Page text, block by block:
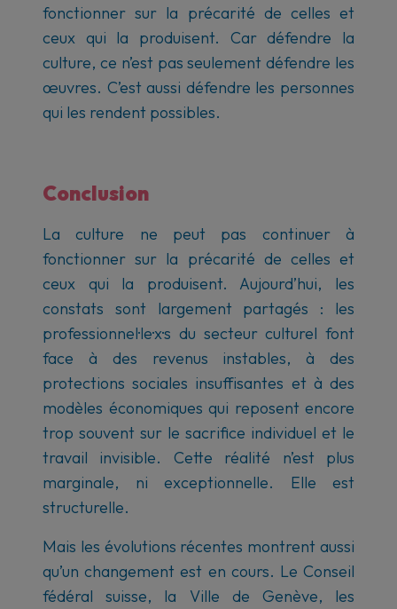
fonctionner sur la précarité de celles et
ceux qui la produisent. Car défendre la
culture, ce n’est pas seulement défendre les
œuvres. C’est aussi défendre les personnes
qui les rendent possibles.
Conclusion
La culture ne peut pas continuer à
fonctionner sur la précarité de celles et
ceux qui la produisent. Aujourd’hui, les
constats sont largement partagés : les
professionnel·le·x·s du secteur culturel font
face à des revenus instables, à des
protections sociales insuffisantes et à des
modèles économiques qui reposent encore
trop souvent sur le sacrifice individuel et le
travail invisible. Cette réalité n’est plus
marginale, ni exceptionnelle. Elle est
structurelle.
Mais les évolutions récentes montrent aussi
qu’un changement est en cours. Le Conseil
fédéral suisse, la Ville de Genève, les